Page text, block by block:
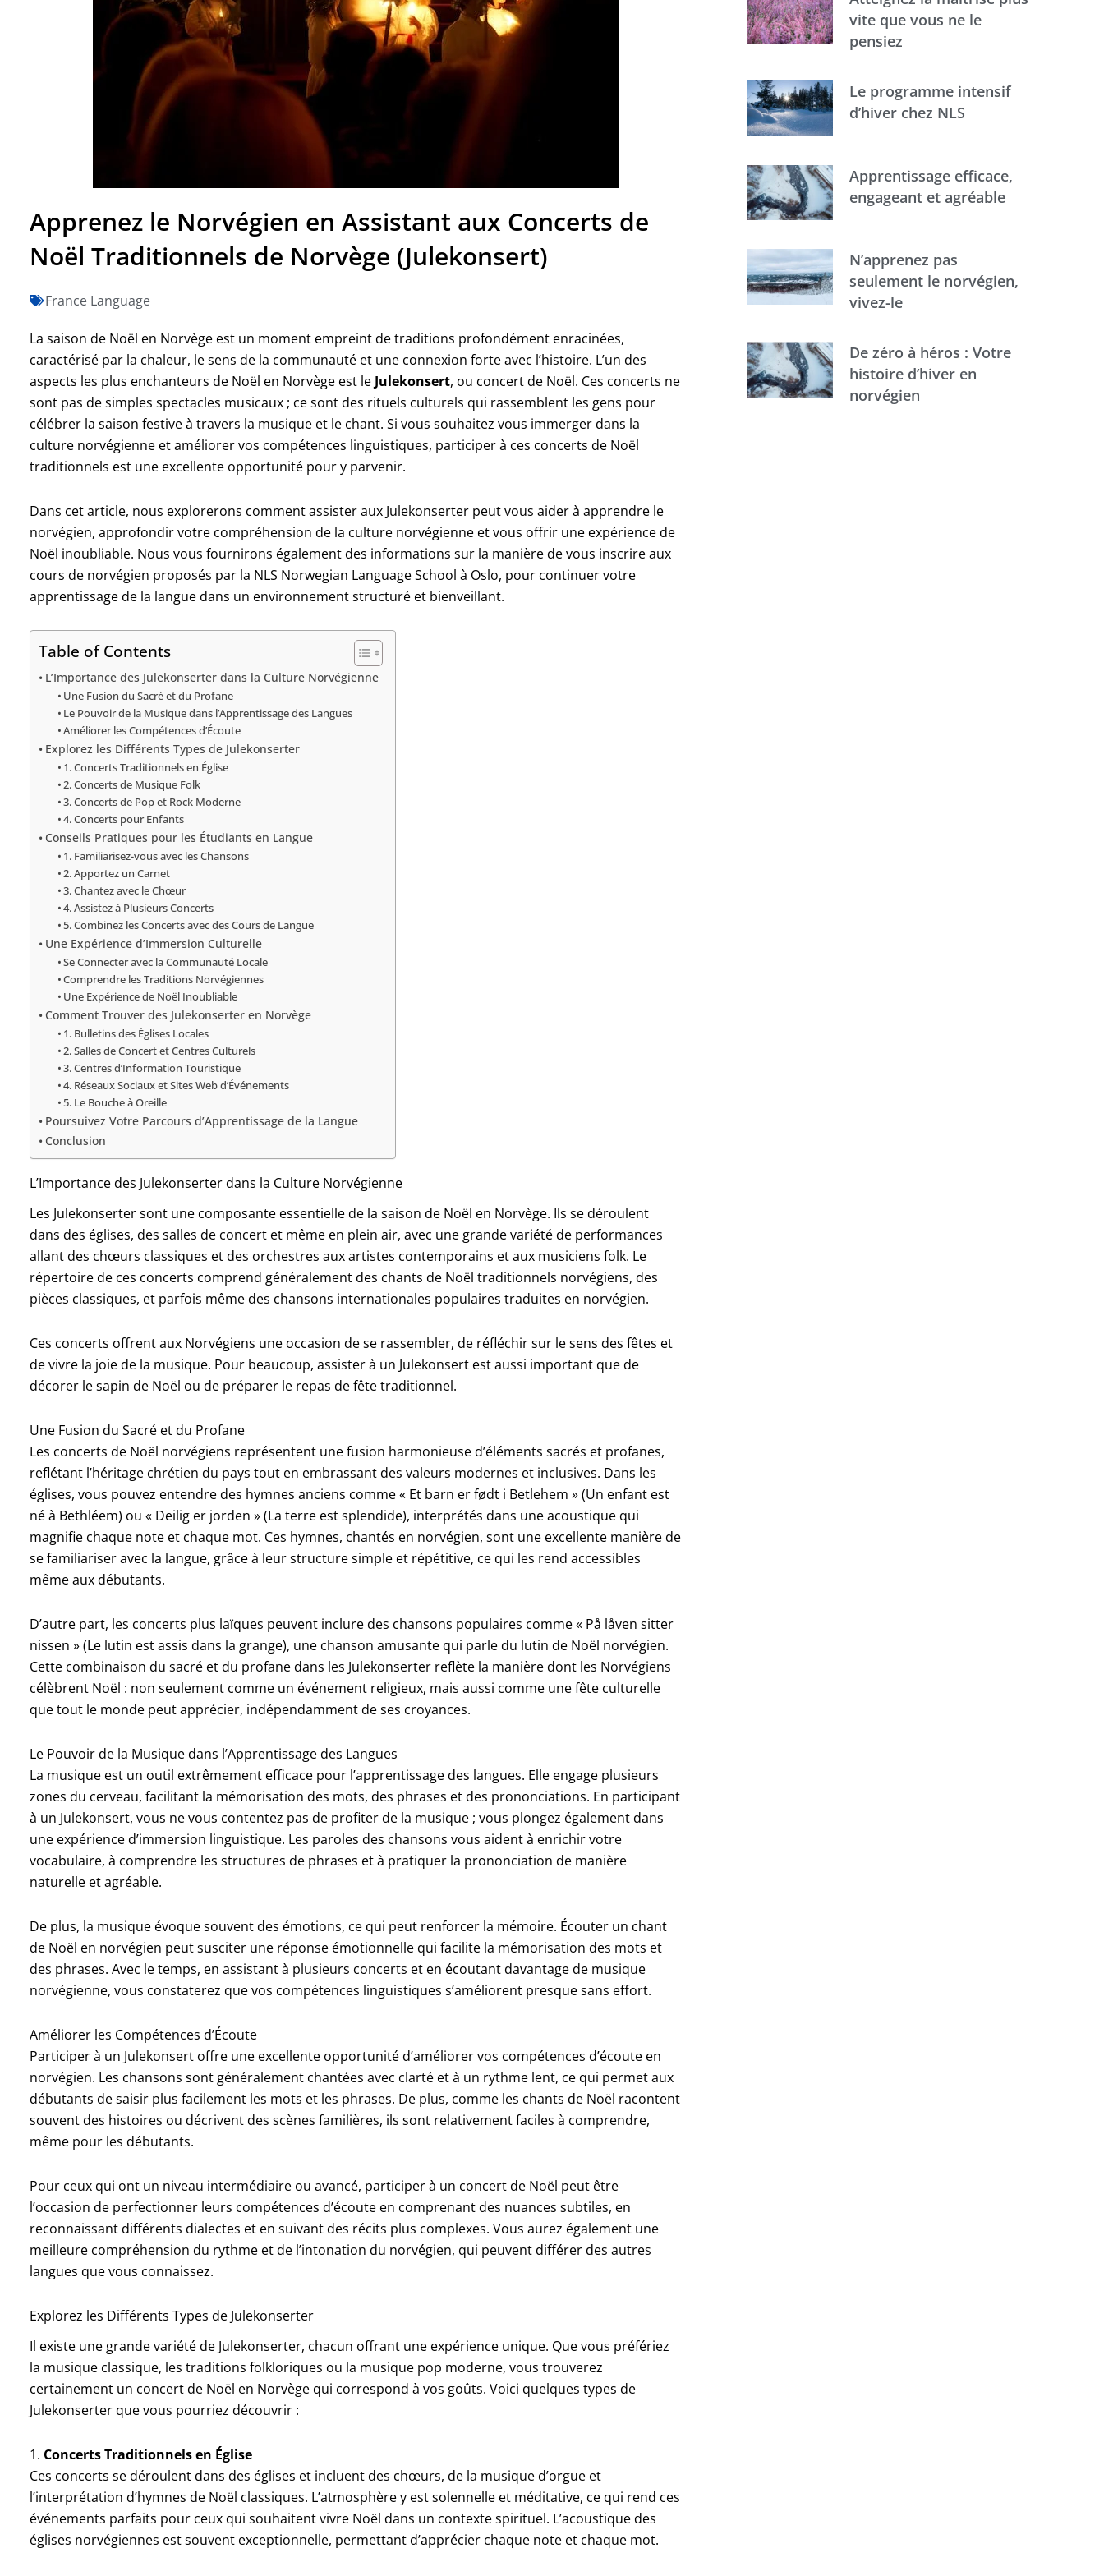
Apprenez le Norvégien en Assistant aux Concerts de
Noël Traditionnels de Norvège (Julekonsert)
France Language
La saison de Noël en Norvège est un moment empreint de traditions profondément enracinées,
caractérisé par la chaleur, le sens de la communauté et une connexion forte avec l’histoire. L’un des
aspects les plus enchanteurs de Noël en Norvège est le Julekonsert, ou concert de Noël. Ces concerts ne
sont pas de simples spectacles musicaux ; ce sont des rituels culturels qui rassemblent les gens pour
célébrer la saison festive à travers la musique et le chant. Si vous souhaitez vous immerger dans la
culture norvégienne et améliorer vos compétences linguistiques, participer à ces concerts de Noël
traditionnels est une excellente opportunité pour y parvenir.
Dans cet article, nous explorerons comment assister aux Julekonserter peut vous aider à apprendre le
norvégien, approfondir votre compréhension de la culture norvégienne et vous offrir une expérience de
Noël inoubliable. Nous vous fournirons également des informations sur la manière de vous inscrire aux
cours de norvégien proposés par la NLS Norwegian Language School à Oslo, pour continuer votre
apprentissage de la langue dans un environnement structuré et bienveillant.
Table of Contents
L’Importance des Julekonserter dans la Culture Norvégienne
Une Fusion du Sacré et du Profane
Le Pouvoir de la Musique dans l’Apprentissage des Langues
Améliorer les Compétences d’Écoute
Explorez les Différents Types de Julekonserter
1. Concerts Traditionnels en Église
2. Concerts de Musique Folk
3. Concerts de Pop et Rock Moderne
4. Concerts pour Enfants
Conseils Pratiques pour les Étudiants en Langue
1. Familiarisez-vous avec les Chansons
2. Apportez un Carnet
3. Chantez avec le Chœur
4. Assistez à Plusieurs Concerts
5. Combinez les Concerts avec des Cours de Langue
Une Expérience d’Immersion Culturelle
Se Connecter avec la Communauté Locale
Comprendre les Traditions Norvégiennes
Une Expérience de Noël Inoubliable
Comment Trouver des Julekonserter en Norvège
1. Bulletins des Églises Locales
2. Salles de Concert et Centres Culturels
3. Centres d’Information Touristique
4. Réseaux Sociaux et Sites Web d’Événements
5. Le Bouche à Oreille
Poursuivez Votre Parcours d’Apprentissage de la Langue
Conclusion
L’Importance des Julekonserter dans la Culture Norvégienne
Les Julekonserter sont une composante essentielle de la saison de Noël en Norvège. Ils se déroulent
dans des églises, des salles de concert et même en plein air, avec une grande variété de performances
allant des chœurs classiques et des orchestres aux artistes contemporains et aux musiciens folk. Le
répertoire de ces concerts comprend généralement des chants de Noël traditionnels norvégiens, des
pièces classiques, et parfois même des chansons internationales populaires traduites en norvégien.
Ces concerts offrent aux Norvégiens une occasion de se rassembler, de réfléchir sur le sens des fêtes et
de vivre la joie de la musique. Pour beaucoup, assister à un Julekonsert est aussi important que de
décorer le sapin de Noël ou de préparer le repas de fête traditionnel.
Une Fusion du Sacré et du Profane
Les concerts de Noël norvégiens représentent une fusion harmonieuse d’éléments sacrés et profanes,
reflétant l’héritage chrétien du pays tout en embrassant des valeurs modernes et inclusives. Dans les
églises, vous pouvez entendre des hymnes anciens comme « Et barn er født i Betlehem » (Un enfant est
né à Bethléem) ou « Deilig er jorden » (La terre est splendide), interprétés dans une acoustique qui
magnifie chaque note et chaque mot. Ces hymnes, chantés en norvégien, sont une excellente manière de
se familiariser avec la langue, grâce à leur structure simple et répétitive, ce qui les rend accessibles
même aux débutants.
D’autre part, les concerts plus laïques peuvent inclure des chansons populaires comme « På låven sitter
nissen » (Le lutin est assis dans la grange), une chanson amusante qui parle du lutin de Noël norvégien.
Cette combinaison du sacré et du profane dans les Julekonserter reflète la manière dont les Norvégiens
célèbrent Noël : non seulement comme un événement religieux, mais aussi comme une fête culturelle
que tout le monde peut apprécier, indépendamment de ses croyances.
Le Pouvoir de la Musique dans l’Apprentissage des Langues
La musique est un outil extrêmement efficace pour l’apprentissage des langues. Elle engage plusieurs
zones du cerveau, facilitant la mémorisation des mots, des phrases et des prononciations. En participant
à un Julekonsert, vous ne vous contentez pas de profiter de la musique ; vous plongez également dans
une expérience d’immersion linguistique. Les paroles des chansons vous aident à enrichir votre
vocabulaire, à comprendre les structures de phrases et à pratiquer la prononciation de manière
naturelle et agréable.
De plus, la musique évoque souvent des émotions, ce qui peut renforcer la mémoire. Écouter un chant
de Noël en norvégien peut susciter une réponse émotionnelle qui facilite la mémorisation des mots et
des phrases. Avec le temps, en assistant à plusieurs concerts et en écoutant davantage de musique
norvégienne, vous constaterez que vos compétences linguistiques s’améliorent presque sans effort.
Améliorer les Compétences d’Écoute
Participer à un Julekonsert offre une excellente opportunité d’améliorer vos compétences d’écoute en
norvégien. Les chansons sont généralement chantées avec clarté et à un rythme lent, ce qui permet aux
débutants de saisir plus facilement les mots et les phrases. De plus, comme les chants de Noël racontent
souvent des histoires ou décrivent des scènes familières, ils sont relativement faciles à comprendre,
même pour les débutants.
Pour ceux qui ont un niveau intermédiaire ou avancé, participer à un concert de Noël peut être
l’occasion de perfectionner leurs compétences d’écoute en comprenant des nuances subtiles, en
reconnaissant différents dialectes et en suivant des récits plus complexes. Vous aurez également une
meilleure compréhension du rythme et de l’intonation du norvégien, qui peuvent différer des autres
langues que vous connaissez.
Explorez les Différents Types de Julekonserter
Il existe une grande variété de Julekonserter, chacun offrant une expérience unique. Que vous préfériez
la musique classique, les traditions folkloriques ou la musique pop moderne, vous trouverez
certainement un concert de Noël en Norvège qui correspond à vos goûts. Voici quelques types de
Julekonserter que vous pourriez découvrir :
1. Concerts Traditionnels en Église
Ces concerts se déroulent dans des églises et incluent des chœurs, de la musique d’orgue et
l’interprétation d’hymnes de Noël classiques. L’atmosphère y est solennelle et méditative, ce qui rend ces
événements parfaits pour ceux qui souhaitent vivre Noël dans un contexte spirituel. L’acoustique des
églises norvégiennes est souvent exceptionnelle, permettant d’apprécier chaque note et chaque mot.
vite que vous ne le
pensiez
Le programme intensif
d’hiver chez NLS
Apprentissage efficace,
engageant et agréable
N’apprenez pas
seulement le norvégien,
vivez-le
De zéro à héros : Votre
histoire d’hiver en
norvégien